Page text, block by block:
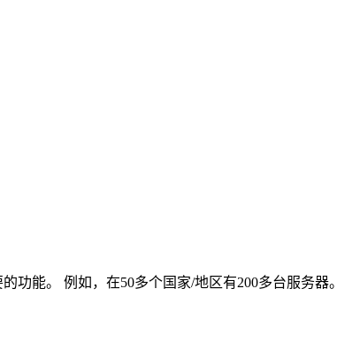
功能。 例如，在50多个国家/地区有200多台服务